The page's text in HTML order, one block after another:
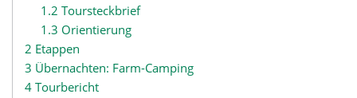
1.2 Toursteckbrief
1.3 Orientierung
2 Etappen
3 Übernachten: Farm-Camping
4 Tourbericht